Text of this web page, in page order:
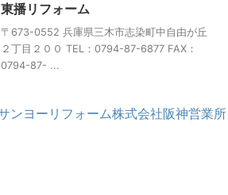
東播リフォーム
〒673-0552 兵庫県三木市志染町中自由が丘
２丁目２００ TEL：0794-87-6877 FAX：
0794-87- ...